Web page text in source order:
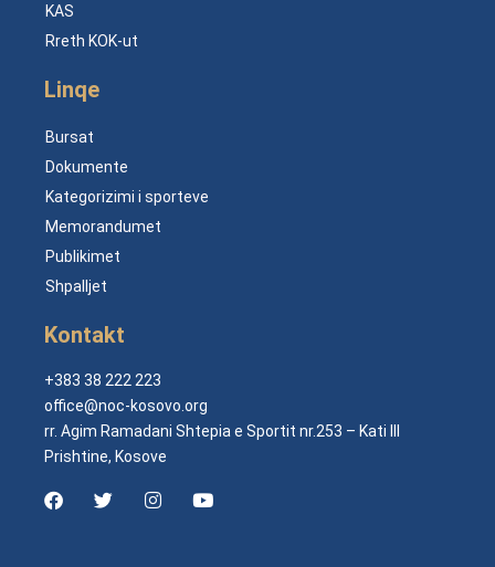
KAS
Rreth KOK-ut
Linqe
Bursat
Dokumente
Kategorizimi i sporteve
Memorandumet
Publikimet
Shpalljet
Kontakt
+383 38 222 223
office@noc-kosovo.org
rr. Agim Ramadani Shtepia e Sportit nr.253 – Kati III
Prishtine, Kosove